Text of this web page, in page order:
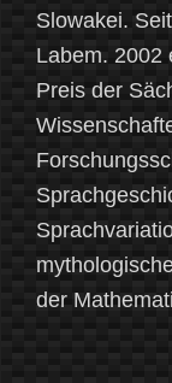
Slowakei.
Labem. 2002
Preis der
der